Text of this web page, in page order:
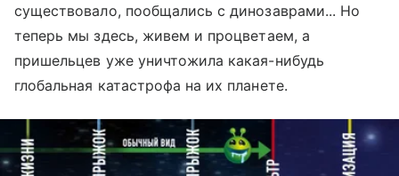
существовало, пообщались с динозаврами... Но
теперь мы здесь, живем и процветаем, а
пришельцев уже уничтожила какая-нибудь
глобальная катастрофа на их планете.